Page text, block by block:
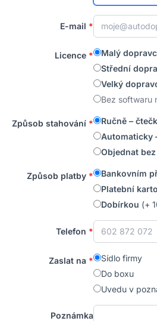
E-mail *
Licence * Malý
Střední
Velký
Bez softwaru
Způsob stahování * Ručně –
Automaticky
Objednat
Způsob platby *
Bankovním
Platební
Dobírkou (+
Telefon
Zaslat na *
Sídlo firmy
Do boxu
Uvedu v
Poznámka